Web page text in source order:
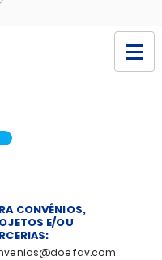
CONVÊNIOS,
E/OU